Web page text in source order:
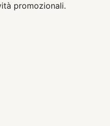
promozionali.